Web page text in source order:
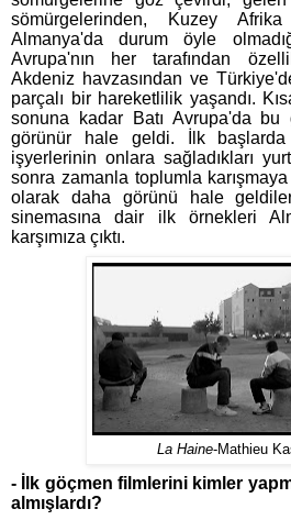
sömürgelerinden, Kuzey
Almanya'da durum öyle
Avrupa'nın her tarafından
Akdeniz havzasından ve
parçalı bir hareketlilik yaşandı.
sonuna kadar Batı Avrupa'da bu
görünür hale geldi. İlk
işyerlerinin onlara sağladıkları
sonra zamanla toplumla karışmaya
olarak daha görünü hale
sinemasına dair ilk örnekleri
karşımıza çıktı.
La Haine-Mathieu
- İlk göçmen filmlerini kimler
almışlardı?